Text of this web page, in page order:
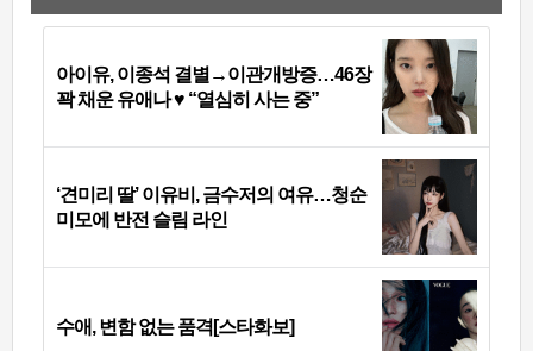
아이유, 이종석 결별→이관개방증…46장
꽉 채운 유애나 ♥ “열심히 사는 중”
‘견미리 딸’ 이유비, 금수저의 여유…청순
미모에 반전 슬림 라인
수애, 변함 없는 품격[스타화보]